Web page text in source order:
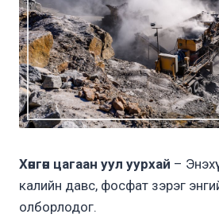
Хөнгөн цагаан уул уурхай –
калийн давс, фосфат зэрэг
олборлодог.